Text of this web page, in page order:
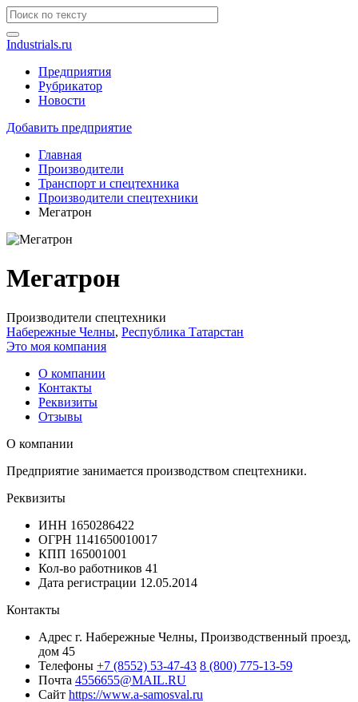
Industrials.ru
Предприятия
Рубрикатор
Новости
Добавить предприятие
Главная
Производители
Транспорт и спецтехника
Производители спецтехники
Мегатрон
Мегатрон
Производители спецтехники
Набережные Челны, Республика Татарстан
Это моя компания
О компании
Контакты
Реквизиты
Отзывы
О компании
Предприятие занимается производством спецтехники.
Реквизиты
ИНН 1650286422
ОГРН 1141650010017
КПП 165001001
Кол-во работников 41
Дата регистрации 12.05.2014
Контакты
Адрес г. Набережные Челны, Производственный проезд,
дом 45
Телефоны +7 (8552) 53-47-43 8 (800) 775-13-59
Почта 4556655@MAIL.RU
Сайт https://www.a-samosval.ru